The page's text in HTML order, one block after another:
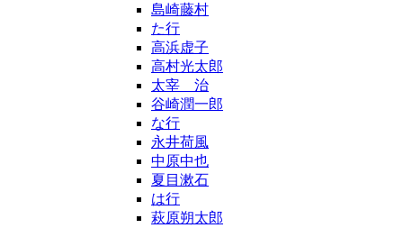
島崎藤村
た行
高浜虚子
高村光太郎
太宰 治
谷崎潤一郎
な行
永井荷風
中原中也
夏目漱石
は行
萩原朔太郎